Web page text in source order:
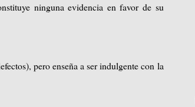
ninguna evidencia en favor de su
pero enseña a ser indulgente con la